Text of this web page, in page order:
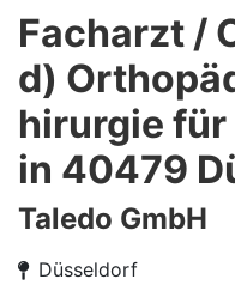
Facharzt /
d)
hirurgie
in 40479
Taledo GmbH
Düsseldorf